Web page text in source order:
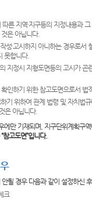
따른 지역·지구등의 지정내용
은 아닙니다.
성·고시하지 아니하는 경우로
못합니다.
지정시 지형도면등의 고시가
인하기 위한 참고도면으로서
기 위하여 관계 법령 및 자치
은 아닙니다.
에만 기재되며, 지구단위계획
참고도면”입니다.
될 경우 다음과 같이 설정하신
크